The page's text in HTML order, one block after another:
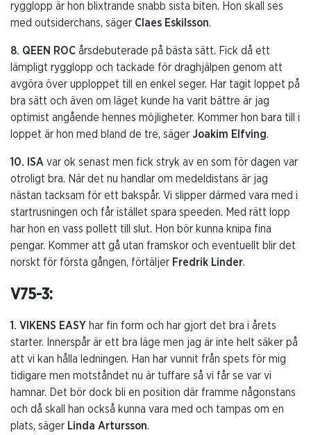
rygglopp är hon blixtrande snabb sista biten. Hon skall ses
med outsiderchans, säger Claes Eskilsson.
8. QEEN ROC årsdebuterade på bästa sätt. Fick då ett
lämpligt rygglopp och tackade för draghjälpen genom att
avgöra över upploppet till en enkel seger. Har tagit loppet på
bra sätt och även om läget kunde ha varit bättre är jag
optimist angående hennes möjligheter. Kommer hon bara till i
loppet är hon med bland de tre, säger Joakim Elfving.
10. ISA var ok senast men fick stryk av en som för dagen var
otroligt bra. När det nu handlar om medeldistans är jag
nästan tacksam för ett bakspår. Vi slipper därmed vara med i
startrusningen och får istället spara speeden. Med rätt lopp
har hon en vass pollett till slut. Hon bör kunna knipa fina
pengar. Kommer att gå utan framskor och eventuellt blir det
norskt för första gången, förtäljer Fredrik Linder.
V75-3:
1. VIKENS EASY har fin form och har gjort det bra i årets
starter. Innerspår är ett bra läge men jag är inte helt säker på
att vi kan hålla ledningen. Han har vunnit från spets för mig
tidigare men motståndet nu är tuffare så vi får se var vi
hamnar. Det bör dock bli en position där framme någonstans
och då skall han också kunna vara med och tampas om en
plats, säger Linda Artursson.